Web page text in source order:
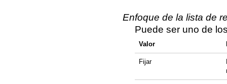
Enfoque de la lista de
Puede ser uno de
Valor
Fijar